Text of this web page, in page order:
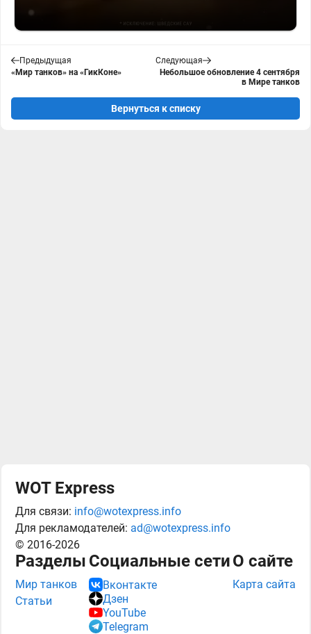
Предыдущая
«Мир танков» на «ГикКоне»
Следующая
Небольшое обновление 4 сентября
в Мире танков
Вернуться к списку
WOT Express
Для связи: info@wotexpress.info
Для рекламодателей: ad@wotexpress.info
© 2016-2026
Разделы
Мир танков
Статьи
Социальные сети
Вконтакте
Дзен
YouTube
Telegram
О сайте
Карта сайта